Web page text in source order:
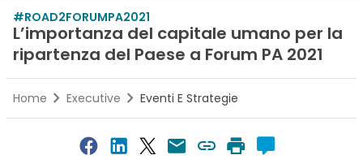
#ROAD2FORUMPA2021
L’importanza del capitale umano per la
ripartenza del Paese a Forum PA 2021
Home Executive Eventi E Strategie